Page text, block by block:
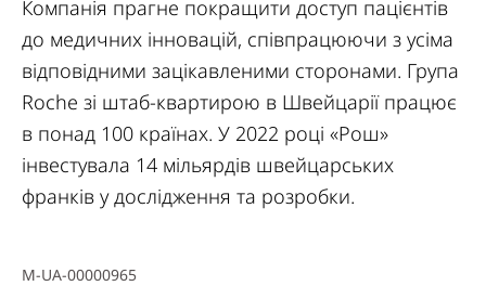
Компанія прагне покращити доступ пацієнтів
до медичних інновацій, співпрацюючи з усіма
відповідними зацікавленими сторонами. Група
Roche зі штаб-квартирою в Швейцарії працює
в понад 100 країнах. У 2022 році «Рош»
інвестувала 14 мільярдів швейцарських
франків у дослідження та розробки.
M-UA-00000965